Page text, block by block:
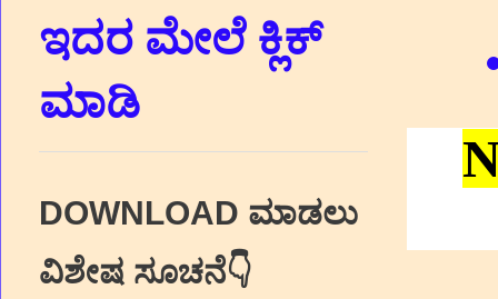
ಇದರ ಮೇಲೆ ಕ್ಲಿಕ್‌
ಮಾಡಿ
DOWNLOAD ಮಾಡಲು
ವಿಶೇಷ ಸೂಚನೆ👇